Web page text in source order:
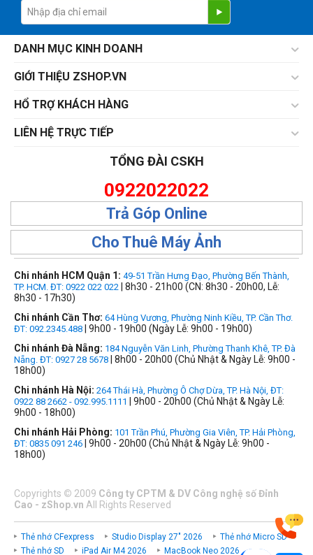
DANH MỤC KINH DOANH
GIỚI THIỆU ZSHOP.VN
HỔ TRỢ KHÁCH HÀNG
LIÊN HỆ TRỰC TIẾP
TỔNG ĐÀI CSKH
0922022022
Trả Góp Online
Cho Thuê Máy Ảnh
Chi nhánh HCM Quận 1: 49-51 Trần Hưng Đạo, Phường Bến Thành,
TP. HCM. ĐT: 0922 022 022 | 8h30 - 21h00 (CN: 8h30 - 20h00, Lễ:
8h30 - 17h30)
Chi nhánh Cần Thơ: 64 Hùng Vương, Phường Ninh Kiều, TP. Cần Thơ.
ĐT: 092.2345.488 | 9h00 - 19h00 (Ngày Lễ: 9h00 - 19h00)
Chi nhánh Đà Nẵng: 184 Nguyễn Văn Linh, Phường Thanh Khê, TP. Đà
Nẵng. ĐT: 0927 28 5678 | 8h00 - 20h00 (Chủ Nhật & Ngày Lễ: 9h00 -
18h00)
Chi nhánh Hà Nội: 264 Thái Hà, Phường Ô Chợ Dừa, TP. Hà Nội, ĐT:
0922 88 2662 - 092.995.1111
| 9h00 - 20h00 (Chủ Nhật & Ngày Lễ:
9h00 - 18h00)
Chi nhánh Hải Phòng: 101 Trần Phú, Phường Gia Viên, TP. Hải Phòng,
ĐT: 0835 091 246 | 9h00 - 20h00 (Chủ Nhật & Ngày Lễ: 9h00 -
18h00)
Copyrights © 2009 Công ty CPTM & DV Công nghệ số Đỉnh
Cao - zShop.vn All Rights Reserved
Thẻ nhớ CFexpress Studio Display 27" 2026
Thẻ nhớ Micro SD
Thẻ nhớ SD
iPad Air M4 2026 MacBook Neo 2026